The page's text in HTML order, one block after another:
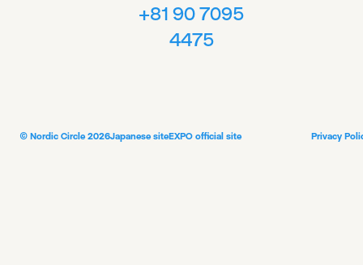
+81 90 7095
4475
© Nordic Circle 2026Japanese siteEXPO official site Privacy